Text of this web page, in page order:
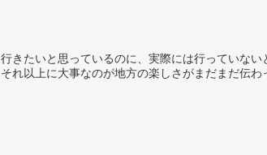
きたいと思っているのに、実際には行っていない
れ以上に大事なのが地方の楽しさがまだまだ伝わ